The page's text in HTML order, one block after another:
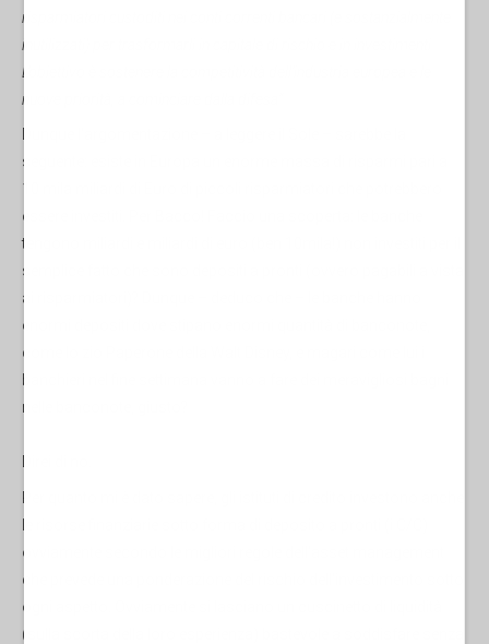
risparmiatori custoditi nei conti correnti bancari (e sostanzialmente
inutilizzati) per trasformarli in capitale di rischio e in investimenti.
L’obiettivo è sostenere la competitività dell’industria europea e le
nuove priorità, a cominciare dalla difesa”.
seguente: esiste in Europa un enorme massa di risparmi pari a
10 mila miliardi di Euro di piccoli risparmiatori che potrebbero
essere investiti. Per Bacco! Faccio una scoperta: le banche
tengono miliardi e miliardi di euro (ben 10mila!) non investiti per il
semplice fatto che sono depositi a pronti (ovvero pagabili a vista
ai risparmiatori)? Dunque – deduco che – le banche hanno
enormi depositi dove stipano enormi quantità di banconote,
come lo zio Paperone della Walt Disney, e magari come lui i
nelle banconote, giusto?
ovviamente secondo le migliori regole dell'asset management
che prevede una ponderazione del rischio dell'investimento sotto
ogni aspetto. Ovviamente si lasciano un cuscinetto di liquidità
(sulla scorta della loro esperienza) bastevole a soddisfare senza